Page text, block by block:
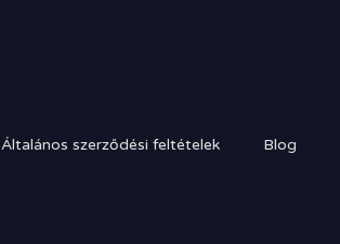
Általános szerződési feltételek Blog